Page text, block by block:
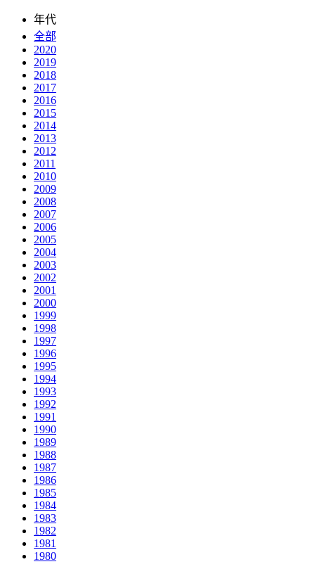
年代
全部
2020
2019
2018
2017
2016
2015
2014
2013
2012
2011
2010
2009
2008
2007
2006
2005
2004
2003
2002
2001
2000
1999
1998
1997
1996
1995
1994
1993
1992
1991
1990
1989
1988
1987
1986
1985
1984
1983
1982
1981
1980